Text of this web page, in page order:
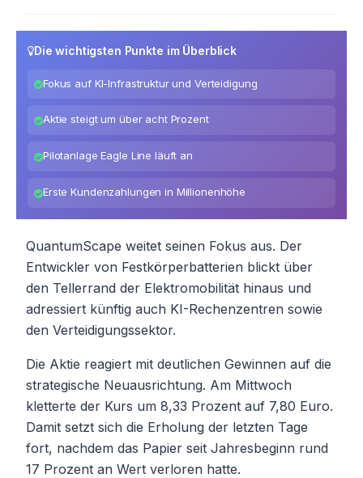
Die wichtigsten Punkte im Überblick
Fokus auf KI-Infrastruktur und Verteidigung
Aktie steigt um über acht Prozent
Pilotanlage Eagle Line läuft an
Erste Kundenzahlungen in Millionenhöhe
QuantumScape weitet seinen Fokus aus. Der
Entwickler von Festkörperbatterien blickt über
den Tellerrand der Elektromobilität hinaus und
adressiert künftig auch KI-Rechenzentren sowie
den Verteidigungssektor.
Die Aktie reagiert mit deutlichen Gewinnen auf die
strategische Neuausrichtung. Am Mittwoch
kletterte der Kurs um 8,33 Prozent auf 7,80 Euro.
Damit setzt sich die Erholung der letzten Tage
fort, nachdem das Papier seit Jahresbeginn rund
17 Prozent an Wert verloren hatte.